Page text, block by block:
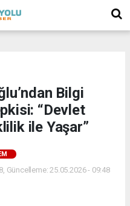
Bilgi
“Devlet
ile Yaşar”
Güncelleme: 25.05.2026 - 09:48